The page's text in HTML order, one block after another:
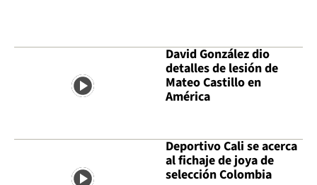
David González dio
detalles de lesión de
Mateo Castillo en
América
Deportivo Cali se acerca
al fichaje de joya de
selección Colombia